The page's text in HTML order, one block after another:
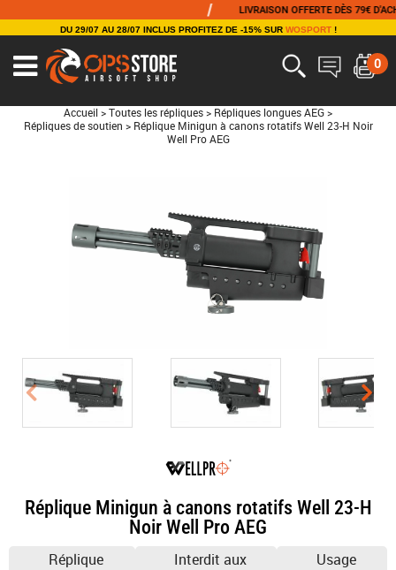
LIVRAISON OFFERTE DÈS 79€ D'ACHAT
DU 29/07 AU 28/07 INCLUS PROFITEZ DE -15% SUR WOSPORT!
0
Accueil > Toutes les répliques > Répliques longues AEG >
Répliques de soutien > Réplique Minigun à canons rotatifs Well 23-H Noir
Well Pro AEG
Réplique Minigun à canons rotatifs Well 23-H
Noir Well Pro AEG
Réplique
Interdit aux
Usage